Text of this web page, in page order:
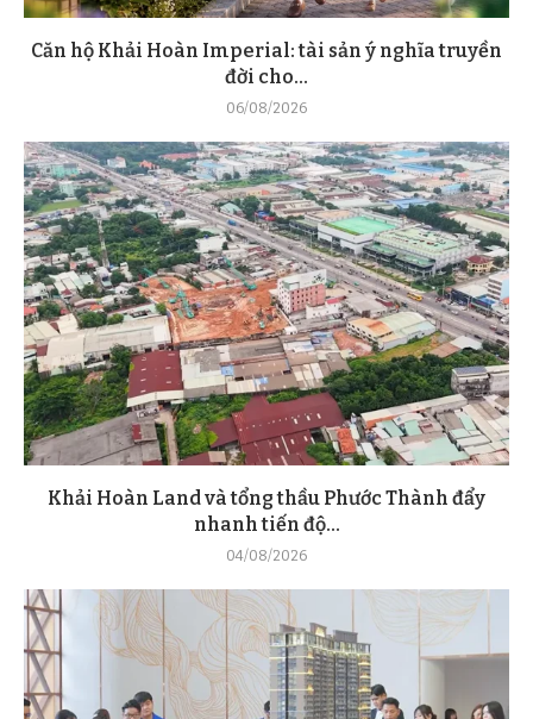
Căn hộ Khải Hoàn Imperial: tài sản ý nghĩa truyền
đời cho...
06/08/2026
Khải Hoàn Land và tổng thầu Phước Thành đẩy
nhanh tiến độ...
04/08/2026